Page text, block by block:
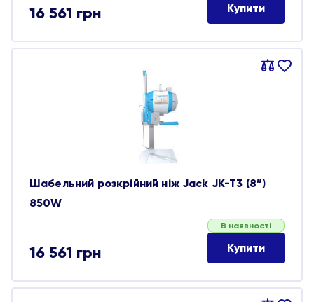
16 561 грн Купити
Порівняти
В
Шабельний розкрійний ніж Jack JK-T3 (8”)
850W
16 561 грн
В наявності
Купити